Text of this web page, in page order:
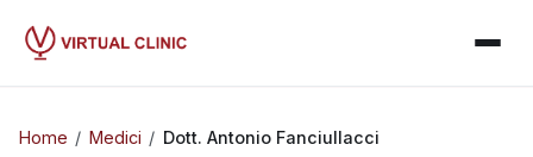
Home / Medici / Dott. Antonio Fanciullacci